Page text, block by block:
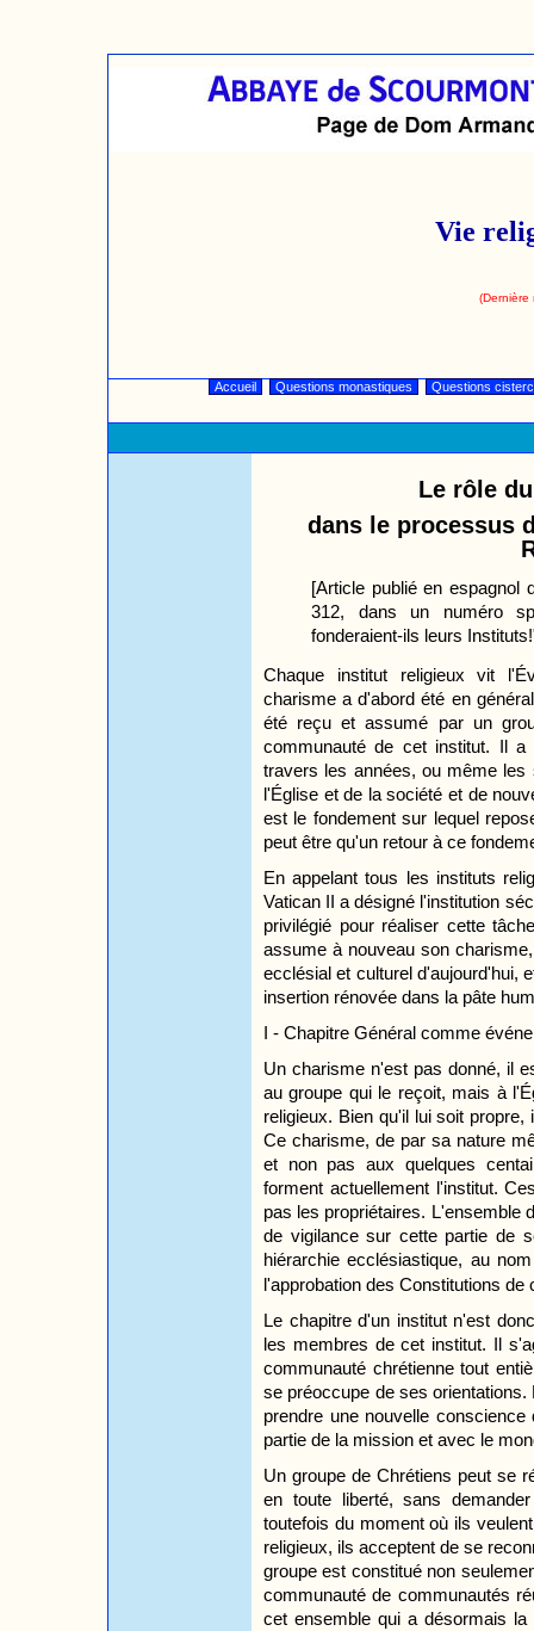
Vie
(Dernière
Accueil Questions monastiques Questions
Le rôle
dans le processus
[Article publié en espagnol
312, dans un numéro
fonderaient-ils leurs
Chaque institut religieux vit
charisme a d'abord été en
été reçu et assumé par un
communauté de cet institut. Il
travers les années, ou même
l'Église et de la société et de
est le fondement sur lequel
peut être qu'un retour à ce
En appelant tous les instituts
Vatican II a désigné l'institution
privilégié pour réaliser cette
assume à nouveau son
ecclésial et culturel d'aujourd'hui,
insertion rénovée dans la pâte
I - Chapitre Général comme
Un charisme n'est pas donné, il
au groupe qui le reçoit, mais à
religieux. Bien qu'il lui soit
Ce charisme, de par sa nature
et non pas aux quelques
forment actuellement l'institut.
pas les propriétaires. L'ensemble
de vigilance sur cette partie de
hiérarchie ecclésiastique, au
l'approbation des Constitutions de
Le chapitre d'un institut n'est
les membres de cet institut. Il
communauté chrétienne tout
se préoccupe de ses
prendre une nouvelle
partie de la mission et avec le
Un groupe de Chrétiens peut se
en toute liberté, sans
toutefois du moment où ils
religieux, ils acceptent de se
groupe est constitué non
communauté de communautés
cet ensemble qui a désormais la